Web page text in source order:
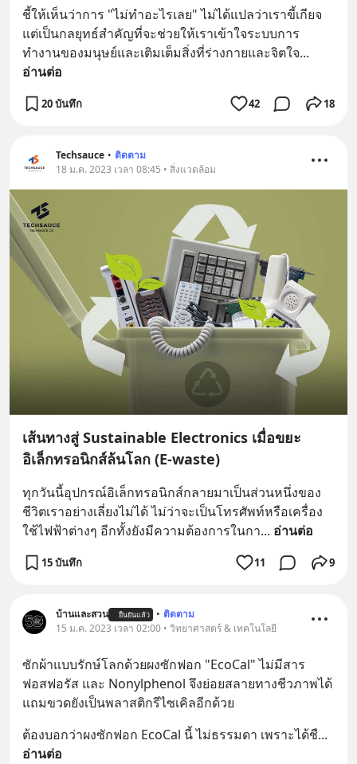
ชี้ให้เห็นว่าการ "ไม่ทำอะไรเลย" ไม่ได้แปลว่าเราขี้เกียจ
แต่เป็นกลยุทธ์สำคัญที่จะช่วยให้เราเข้าใจระบบการ
ทำงานของมนุษย์และเติมเต็มสิ่งที่ร่างกายและจิตใจ
อ่านต่อ
20 บันทึก 42 18
Techsauce • ติดตาม
18 ม.ค. 2023 เวลา 08:45 • สิ่งแวดล้อม
เส้นทางสู่ Sustainable Electronics เมื่อขยะ
อิเล็กทรอนิกส์ล้นโลก (E-waste)
ทุกวันนี้อุปกรณ์อิเล็กทรอนิกส์กลายมาเป็นส่วนหนึ่งของ
ชีวิตเราอย่างเลี่ยงไม่ได้ ไม่ว่าจะเป็นโทรศัพท์หรือเครื่อง
ใช้ไฟฟ้าต่างๆ อีกทั้งยังมีความต้องการในกา... อ่านต่อ
15 บันทึก 11 9
บ้านและสวน ยืนยันแล้ว • ติดตาม
15 ม.ค. 2023 เวลา 02:00 • วิทยาศาสตร์ & เทคโนโลยี
ซักผ้าแบบรักษ์โลกด้วยผงซักฟอก "EcoCal" ไม่มีสาร
ฟอสฟอรัส และ Nonylphenol จึงย่อยสลายทางชีวภาพได้
แถมขวดยังเป็นพลาสติกรีไซเคิลอีกด้วย
ต้องบอกว่าผงซักฟอก EcoCal นี้ ไม่ธรรมดา เพราะได้ชื
อ่านต่อ